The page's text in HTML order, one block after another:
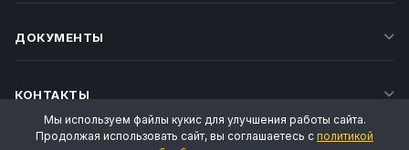
ДОКУМЕНТЫ
КОНТАКТЫ
Мы используем файлы кукис для улучшения работы сайта.
Продолжая использовать сайт, вы соглашаетесь с политикой